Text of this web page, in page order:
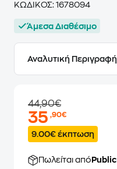
ΚΩΔΙΚΟΣ: 1678094
Άμεσα Διαθέσιμο
Αναλυτική Περιγραφή
44,90€
35,90€
9.00€ έκπτωση
Πωλείται από Public